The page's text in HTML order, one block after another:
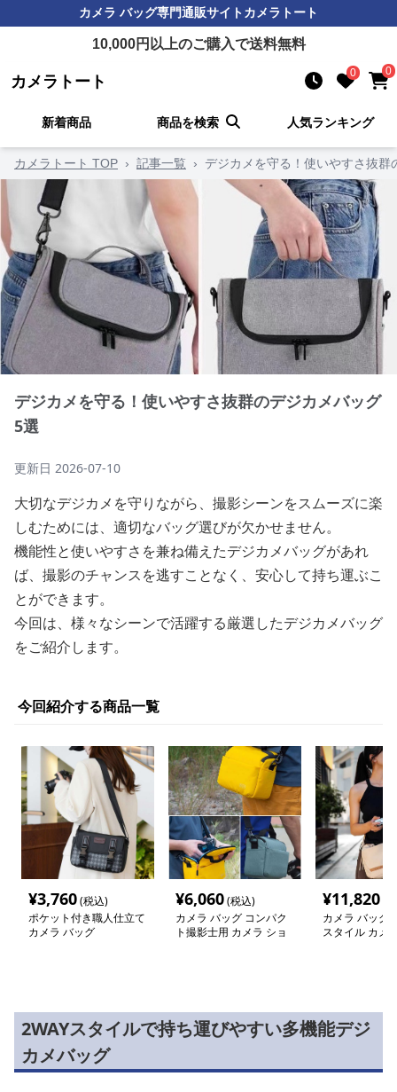
カメラ バッグ専門通販サイトカメラトート
10,000円以上のご購入で送料無料
カメラトート 0 0
新着商品 商品を検索 人気ランキング
カメラトート TOP › 記事一覧 › デジカメを守る！使いやすさ抜群
デジカメを守る！使いやすさ抜群のデジカメバッグ
5選
更新日 2026-07-10
大切なデジカメを守りながら、撮影シーンをスムーズに楽
しむためには、適切なバッグ選びが欠かせません。
機能性と使いやすさを兼ね備えたデジカメバッグがあれ
ば、撮影のチャンスを逃すことなく、安心して持ち運ぶこ
とができます。
今回は、様々なシーンで活躍する厳選したデジカメバッグ
をご紹介します。
今回紹介する商品一覧
¥3,760(税込)
ポケット付き職人仕立て
カメラ バッグ
¥6,060(税込)
カメラ バッグ コンパク
ト撮影士用 カメラ ショ
¥11,820
カメラ バッグ
スタイル カメ
2WAYスタイルで持ち運びやすい多機能デジ
カメバッグ